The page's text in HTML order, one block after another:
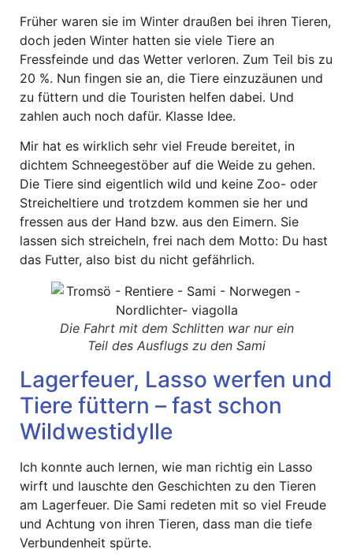
Früher waren sie im Winter draußen bei ihren Tieren,
doch jeden Winter hatten sie viele Tiere an
Fressfeinde und das Wetter verloren. Zum Teil bis zu
20 %. Nun fingen sie an, die Tiere einzuzäunen und
zu füttern und die Touristen helfen dabei. Und
zahlen auch noch dafür. Klasse Idee.
Mir hat es wirklich sehr viel Freude bereitet, in
dichtem Schneegestöber auf die Weide zu gehen.
Die Tiere sind eigentlich wild und keine Zoo- oder
Streicheltiere und trotzdem kommen sie her und
fressen aus der Hand bzw. aus den Eimern. Sie
lassen sich streicheln, frei nach dem Motto: Du hast
das Futter, also bist du nicht gefährlich.
Die Fahrt mit dem Schlitten war nur ein
Teil des Ausflugs zu den Sami
Lagerfeuer, Lasso werfen und
Tiere füttern – fast schon
Wildwestidylle
Ich konnte auch lernen, wie man richtig ein Lasso
wirft und lauschte den Geschichten zu den Tieren
am Lagerfeuer. Die Sami redeten mit so viel Freude
und Achtung von ihren Tieren, dass man die tiefe
Verbundenheit spürte.